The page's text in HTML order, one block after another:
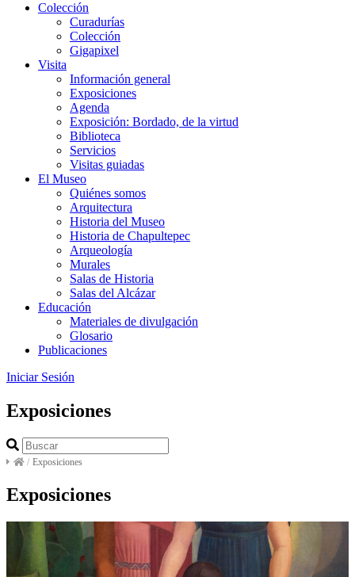
Colección
Curadurías
Colección
Gigapixel
Visita
Información general
Exposiciones
Agenda
Exposición: Bordado, de la virtud
Biblioteca
Servicios
Visitas guiadas
El Museo
Quiénes somos
Arquitectura
Historia del Museo
Historia de Chapultepec
Arqueología
Murales
Salas de Historia
Salas del Alcázar
Educación
Materiales de divulgación
Glosario
Publicaciones
Iniciar Sesión
Exposiciones
/ Exposiciones
Exposiciones